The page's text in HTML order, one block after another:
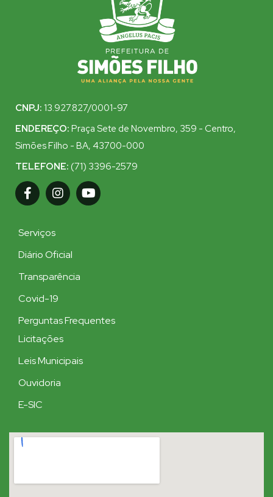
CNPJ: 13.927.827/0001-97
ENDEREÇO: Praça Sete de Novembro, 359 - Centro,
Simões Filho - BA, 43700-000
TELEFONE: (71) 3396-2579
Serviços
Diário Oficial
Transparência
Covid-19
Perguntas Frequentes
Licitações
Leis Municipais
Ouvidoria
E-SIC